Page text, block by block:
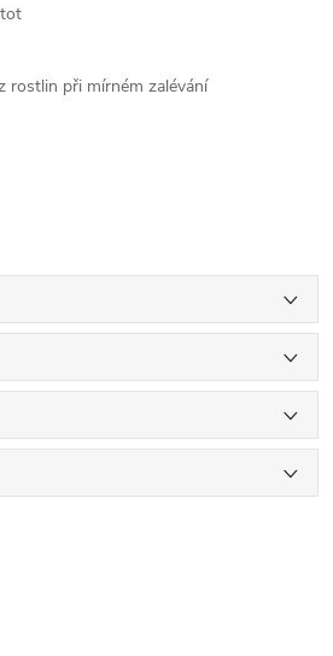
rostlin při mírném zalévání